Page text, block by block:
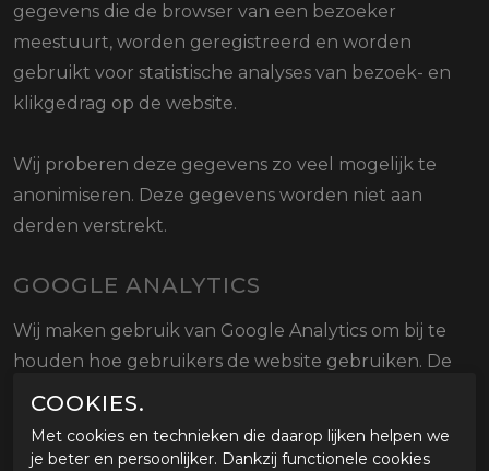
gegevens die de browser van een bezoeker
meestuurt, worden geregistreerd en worden
gebruikt voor statistische analyses van bezoek- en
klikgedrag op de website.
Wij proberen deze gegevens zo veel mogelijk te
anonimiseren. Deze gegevens worden niet aan
derden verstrekt.
GOOGLE ANALYTICS
Wij maken gebruik van Google Analytics om bij te
houden hoe gebruikers de website gebruiken. De
aldus verkregen informatie wordt, met inbegrip van
verbinding (IP-adres), overgebracht naar en door
COOKIES.
Met cookies en technieken die daarop lijken helpen we
je beter en persoonlijker. Dankzij functionele cookies